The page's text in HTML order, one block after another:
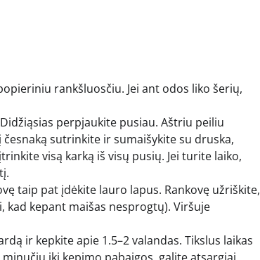
rankšluosčiu. Jei ant odos liko šerių,
perpjaukite pusiau. Aštriu peiliu
sutrinkite ir sumaišykite su druska,
visą karką iš visų pusių. Jei turite laiko,
taip pat įdėkite lauro lapus. Rankovę užriškite,
kepant maišas nesprogtų). Viršuje
ir kepkite apie 1.5–2 valandas. Tikslus laikas